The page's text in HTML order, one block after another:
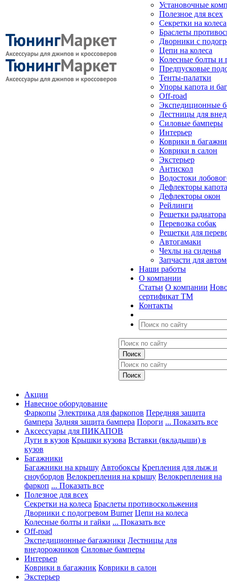
Установочные
Полезное для всех
Секретки на колеса
Браслеты
Дворники с
Цепи на колеса
Колесные болты и
Предпусковые
Тенты-палатки
Упоры капота и
Off-road
Экспедиционные
Лестницы для
Силовые бамперы
Интерьер
Коврики в
Коврики в салон
Экстерьер
Антискол
Водостоки
Дефлекторы капота
Дефлекторы окон
Рейлинги
Решетки радиатора
Перевозка собак
Решетки для
Автогамаки
Чехлы на сиденья
Запчасти для
Наши работы
О компании
Статьи О компании
сертификат ТМ
Контакты
Акции
Навесное оборудование
Фаркопы Электрика для фаркопов Передняя защита
бампера Задняя защита бампера Пороги ... Показать все
Аксессуары для ПИКАПОВ
Дуги в кузов Крышки кузова Вставки (вкладыши) в
кузов
Багажники
Багажники на крышу Автобоксы Крепления для лыж и
сноубордов Велокрепления на крышу Велокрепления на
фаркоп ... Показать все
Полезное для всех
Секретки на колеса Браслеты противоскольжения
Дворники с подогревом Burner Цепи на колеса
Колесные болты и гайки ... Показать все
Off-road
Экспедиционные багажники Лестницы для
внедорожников Силовые бамперы
Интерьер
Коврики в багажник Коврики в салон
Экстерьер